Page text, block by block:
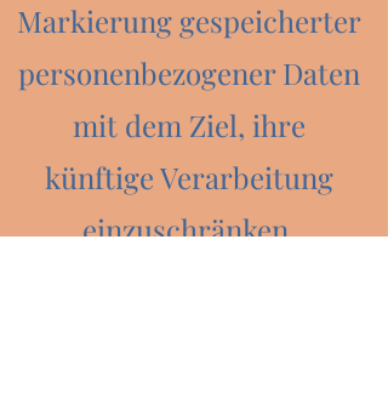
Markierung gespeicherter
personenbezogener Daten
mit dem Ziel, ihre
künftige Verarbeitung
einzuschränken.